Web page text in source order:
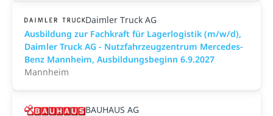
Daimler Truck AG
Ausbildung zur Fachkraft für Lagerlogistik (m/w/d),
Daimler Truck AG - Nutzfahrzeugzentrum Mercedes-
Benz Mannheim, Ausbildungsbeginn 6.9.2027
Mannheim
BAUHAUS AG